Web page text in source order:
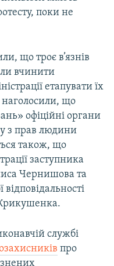
поки не
що троє в’язнів
вчинити
етапувати їх
що
офіційні органи
з прав людини
також, що
заступника
Чернишова та
службі
про